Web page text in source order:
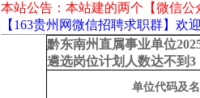
本站公告：本站建的两个【微信公
【163贵州网微信招聘求职群】
黔东南州直属事业单位
遴选岗位计划人数达不到3
单位代码及